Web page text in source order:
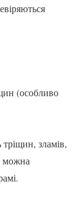
(особливо
тріщин, зламів,
можна